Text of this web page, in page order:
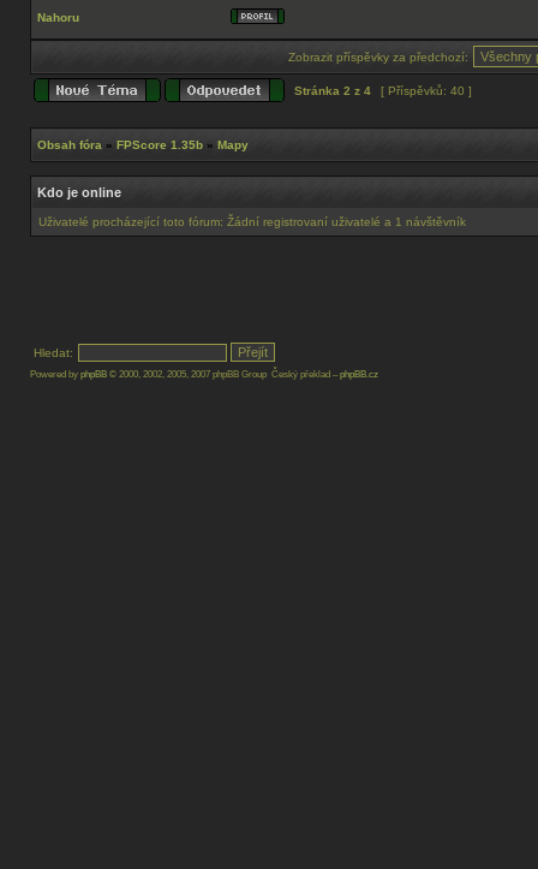
Nahoru
Zobrazit příspěvky za předchozí:
Stránka 2 z 4 [ Příspěvků: 40 ]
Obsah fóra » FPScore 1.35b » Mapy
Kdo je online
Uživatelé procházející toto fórum: Žádní registrovaní uživatelé a 1 návštěvník
Hledat:
Powered by phpBB © 2000, 2002, 2005, 2007 phpBB Group Český překlad –phpBB.cz